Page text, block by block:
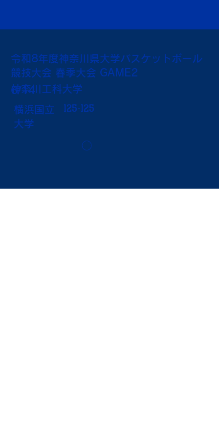
6/14
◯
令和8年度神奈川県大学バスケットボール
競技大会 春季大会 GAME2
神奈川工科大学
横浜国立
大学
125-125